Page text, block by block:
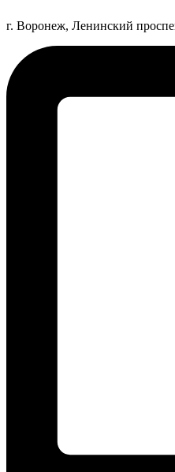
г. Воронеж, Ленинский